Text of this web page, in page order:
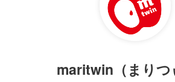
maritwin（まりつ